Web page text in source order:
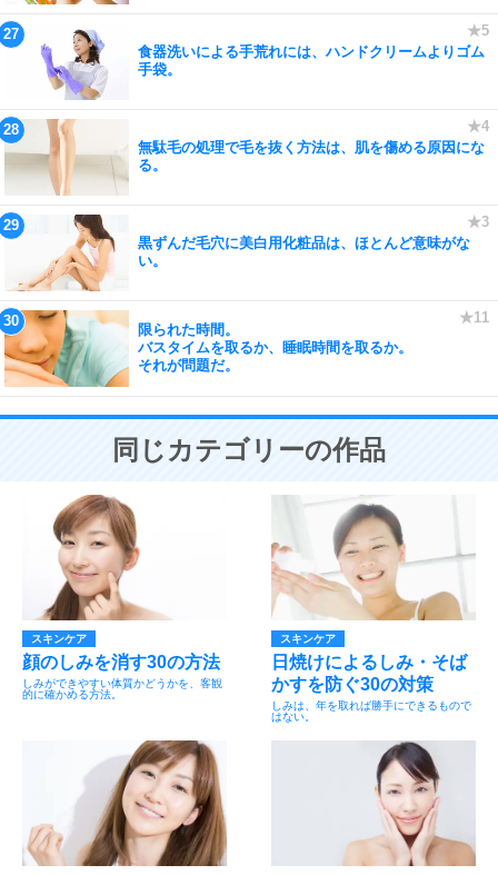
食器洗いによる手荒れには、ハンドクリームよりゴム
手袋。
無駄毛の処理で毛を抜く方法は、肌を傷める原因にな
る。
黒ずんだ毛穴に美白用化粧品は、ほとんど意味がな
い。
限られた時間。
バスタイムを取るか、睡眠時間を取るか。
それが問題だ。
同じカテゴリーの作品
スキンケア
顔のしみを消す30の方法
しみができやすい体質かどうかを、客観
的に確かめる方法。
スキンケア
日焼けによるしみ・そば
かすを防ぐ30の対策
しみは、年を取れば勝手にできるもので
はない。